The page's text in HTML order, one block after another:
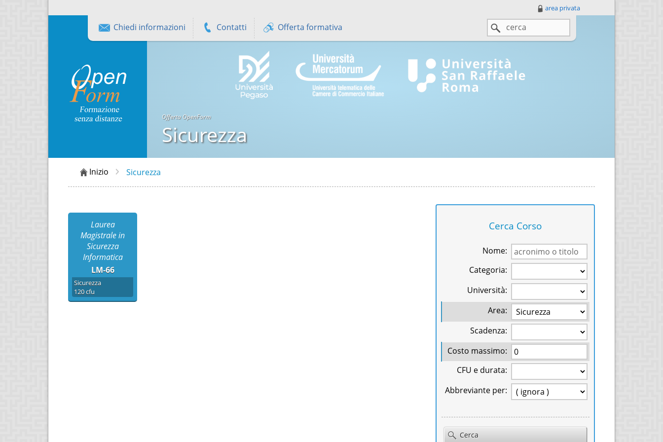
area privata
Chiedi informazioni Contatti Offerta formativa
Offerta OpenForm
Sicurezza
Inizio Sicurezza
Cerca Corso
Nome:
Categoria:
Università:
Area:
Scadenza:
Costo massimo:
CFU e durata:
Abbreviante per:
Cerca
Laurea
Magistrale in
Sicurezza
Informatica
LM-66
Sicurezza
120 cfu